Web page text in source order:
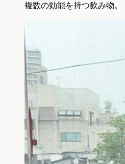
複数の効能を持つ飲み物。